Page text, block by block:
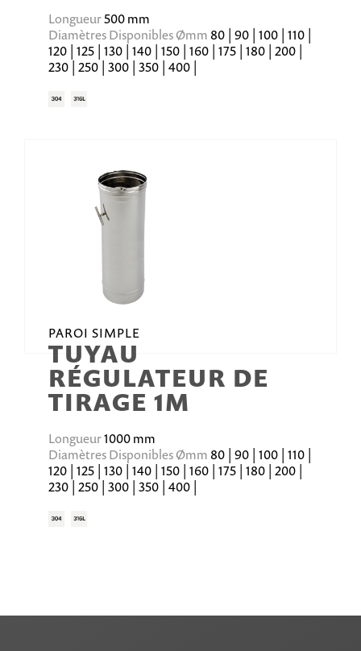
Longueur500 mm
Diamètres Disponibles Ømm 80 | 90 | 100 | 110 |
120 | 125 | 130 | 140 | 150 | 160 | 175 | 180 | 200 |
230 | 250 | 300 | 350 | 400 |
PAROI SIMPLE
TUYAU
RÉGULATEUR DE
TIRAGE 1M
Longueur1000 mm
Diamètres Disponibles Ømm 80 | 90 | 100 | 110 |
120 | 125 | 130 | 140 | 150 | 160 | 175 | 180 | 200 |
230 | 250 | 300 | 350 | 400 |